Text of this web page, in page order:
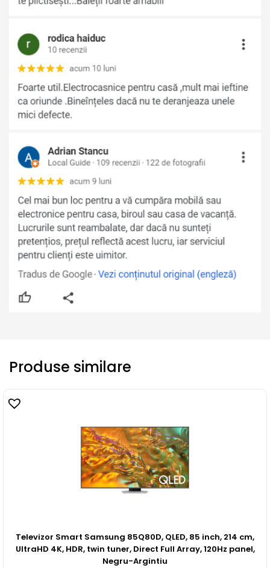
Produse similare
Televizor Smart Samsung 85Q80D, QLED, 85 inch, 214 cm,
UltraHD 4K, HDR, twin tuner, Direct Full Array, 120Hz panel,
Negru-Argintiu